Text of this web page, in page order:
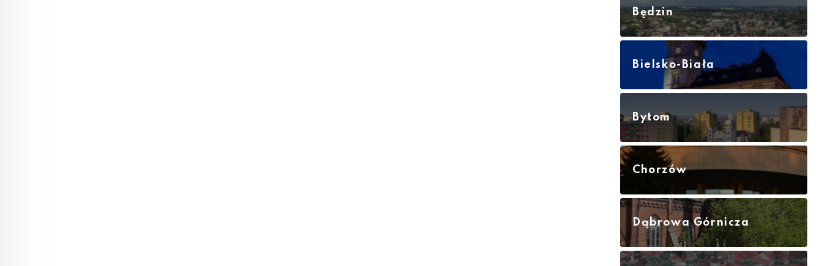
Będzin
Bielsko-Biała
Bytom
Chorzów
Dąbrowa Górnicza